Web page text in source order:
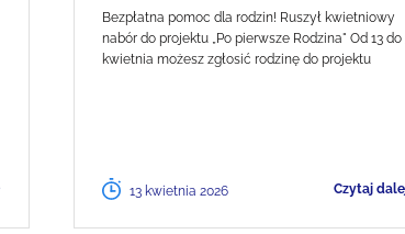
Bezpłatna pomoc dla rodzin! Ruszył kwietniowy
nabór do projektu „Po pierwsze Rodzina" Od 13 do
kwietnia możesz zgłosić rodzinę do projektu
13 kwietnia 2026 Czytaj